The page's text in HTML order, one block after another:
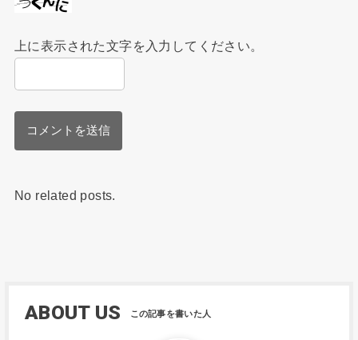
上に表示された文字を入力してください。
No related posts.
ABOUT US